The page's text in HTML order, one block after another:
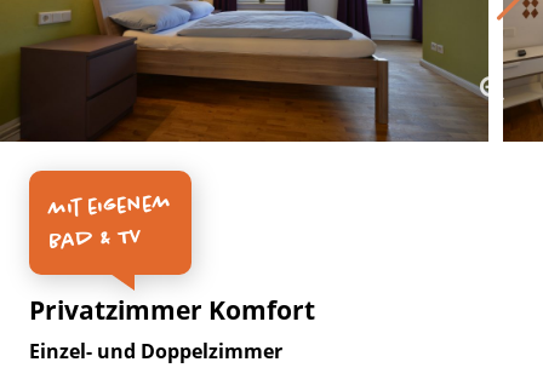
mit eigenem
Bad & TV
Privatzimmer Komfort
Einzel- und Doppelzimmer